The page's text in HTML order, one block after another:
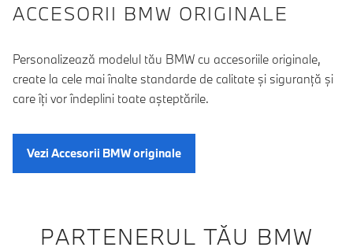
ACCESORII BMW ORIGINALE
Personalizează modelul tău BMW cu accesoriile originale,
create la cele mai înalte standarde de calitate şi siguranţă şi
care îţi vor îndeplini toate aşteptările.
Vezi Accesorii BMW originale
PARTENERUL TĂU BMW